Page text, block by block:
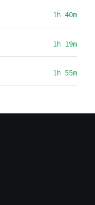
1h 40m
1h 19m
1h 55m